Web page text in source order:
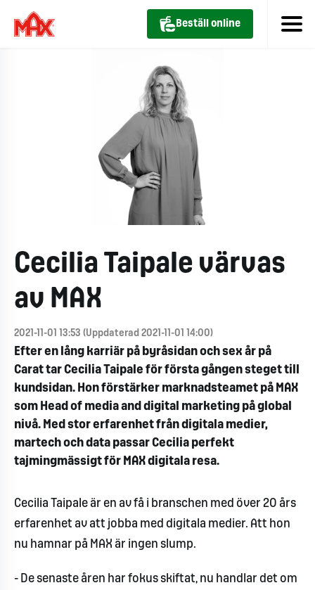
Beställ online
Cecilia Taipale värvas
av MAX
2021-11-01 13:53 (Uppdaterad 2021-11-01 14:00)
Efter en lång karriär på byråsidan och sex år på
Carat tar Cecilia Taipale för första gången steget till
kundsidan. Hon förstärker marknadsteamet på MAX
som Head of media and digital marketing på global
nivå. Med stor erfarenhet från digitala medier,
martech och data passar Cecilia perfekt
tajmingmässigt för MAX digitala resa.
Cecilia Taipale är en av få i branschen med över 20 års
erfarenhet av att jobba med digitala medier. Att hon
nu hamnar på MAX är ingen slump.
- De senaste åren har fokus skiftat, nu handlar det om